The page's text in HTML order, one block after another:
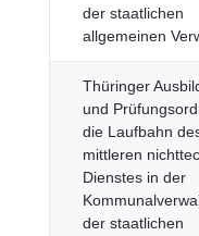
der staatlichen
allgemeinen
Thüringer
und
die Laufbahn
mittleren
Dienstes in der
der staatlichen